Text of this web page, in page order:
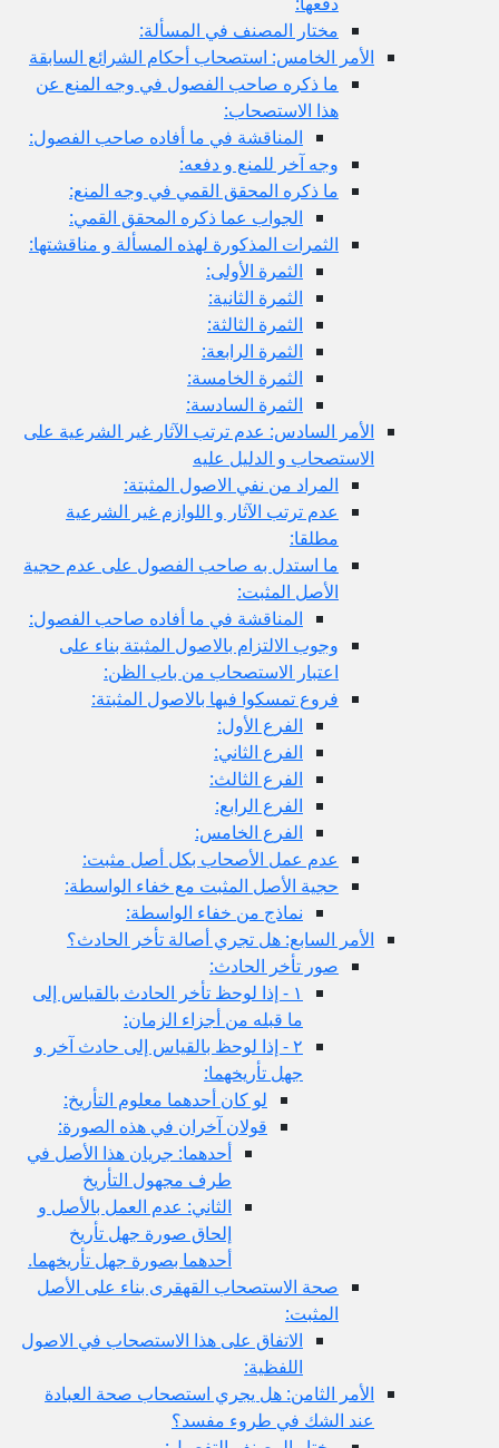
مختار المصنف في المسألة:
الأمر الخامس: استصحاب أحكام الشرائع السابقة
ما ذكره صاحب الفصول في وجه المنع عن
هذا الاستصحاب:
المناقشة في ما أفاده صاحب الفصول:
وجه آخر للمنع و دفعه:
ما ذكره المحقق القمي في وجه المنع:
الجواب عما ذكره المحقق القمي:
الثمرات المذكورة لهذه المسألة و مناقشتها:
الثمرة الأولى:
الثمرة الثانية:
الثمرة الثالثة:
الثمرة الرابعة:
الثمرة الخامسة:
الثمرة السادسة:
الأمر السادس: عدم ترتب الآثار غير الشرعية على
الاستصحاب و الدليل عليه
المراد من نفي الاصول المثبتة:
عدم ترتب الآثار و اللوازم غير الشرعية
مطلقا:
ما استدل به صاحب الفصول على عدم حجية
الأصل المثبت:
المناقشة في ما أفاده صاحب الفصول:
وجوب الالتزام بالاصول المثبتة بناء على
اعتبار الاستصحاب من باب الظن:
فروع تمسكوا فيها بالاصول المثبتة:
الفرع الأول:
الفرع الثاني:
الفرع الثالث:
الفرع الرابع:
الفرع الخامس:
عدم عمل الأصحاب بكل أصل مثبت:
حجية الأصل المثبت مع خفاء الواسطة:
نماذج من خفاء الواسطة:
الأمر السابع: هل تجري أصالة تأخر الحادث؟
صور تأخر الحادث:
١ - إذا لوحظ تأخر الحادث بالقياس إلى
ما قبله من أجزاء الزمان:
٢ - إذا لوحظ بالقياس إلى حادث آخر و
جهل تأريخهما:
لو كان أحدهما معلوم التأريخ:
قولان آخران في هذه الصورة:
أحدهما: جريان هذا الأصل في
طرف مجهول التأريخ
الثاني: عدم العمل بالأصل و
إلحاق صورة جهل تأريخ
أحدهما بصورة جهل تأريخهما.
صحة الاستصحاب القهقرى بناء على الأصل
المثبت:
الاتفاق على هذا الاستصحاب في الاصول
اللفظية:
الأمر الثامن: هل يجري استصحاب صحة العبادة
عند الشك في طروء مفسد؟